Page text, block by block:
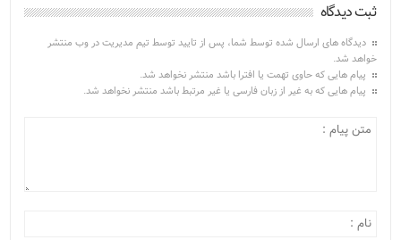
ثبت دیدگاه
دیدگاه های ارسال شده توسط شما، پس از تایید توسط تیم مدیریت در وب منتشر
خواهد شد.
پیام هایی که حاوی تهمت یا افترا باشد منتشر نخواهد شد.
پیام هایی که به غیر از زبان فارسی یا غیر مرتبط باشد منتشر نخواهد شد.